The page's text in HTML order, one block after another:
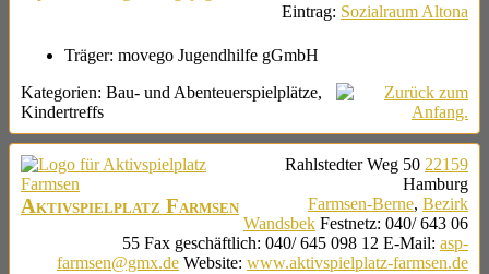
Eintrag: Sozialraum Altona
Träger: movego Jugendhilfe gGmbH
Kategorien: Bau- und Abenteuerspielplätze,
Kindertreffs
Aktivspielplatz Farmsen
Rahlstedter Weg 50 22159
Hamburg
Farmsen-Berne, Bezirk
Wandsbek Festnetz: 040/ 643 06
55 Fax geschäftlich: 040/ 645 098 12 E-Mail: asp-
farmsen@gmx.de Website: www.aktivspielplatz-farmsen.de